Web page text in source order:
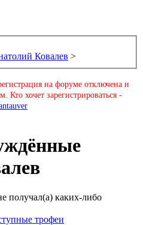
Ковалев >
на форуме отключена и
Кто хочет зарегистрироваться -
получал(а) каких-либо
трофеи